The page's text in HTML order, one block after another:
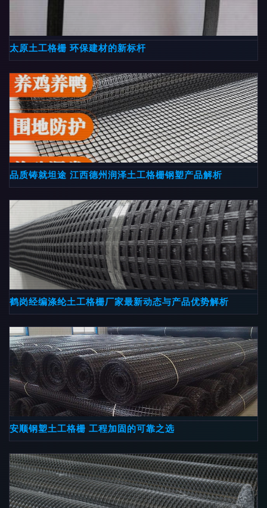
太原土工格栅 环保建材的新标杆
品质铸就坦途 江西德州润泽土工格栅钢塑产品解析
鹤岗经编涤纶土工格栅厂家最新动态与产品优势解析
安顺钢塑土工格栅 工程加固的可靠之选